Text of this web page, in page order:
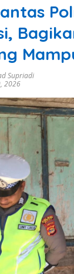
Supriadi
2026